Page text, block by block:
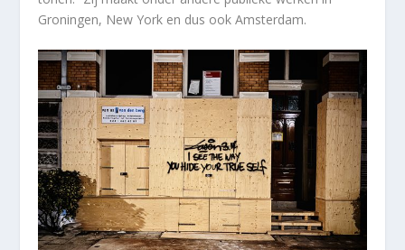
Groningen, New York en dus ook Amsterdam.